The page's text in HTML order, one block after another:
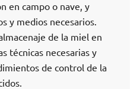
en campo o nave, y
y medios necesarios.
de la miel en
técnicas necesarias y
de control de la